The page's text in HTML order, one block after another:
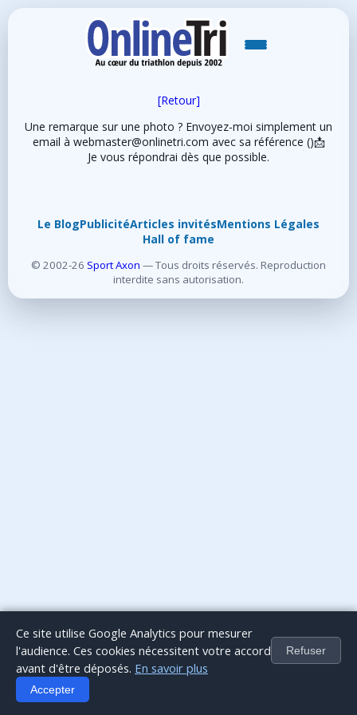
[Retour]
Une remarque sur une photo ? Envoyez-moi simplement un
email à webmaster@onlinetri.com avec sa référence ()📩
Je vous répondrai dès que possible.
Le BlogPublicitéArticles invitésMentions Légales
Hall of fame
© 2002-26 Sport Axon — Tous droits réservés. Reproduction
interdite sans autorisation.
Ce site utilise Google Analytics pour mesurer
l'audience. Ces cookies nécessitent votre accord
avant d'être déposés. En savoir plus
Refuser
Accepter